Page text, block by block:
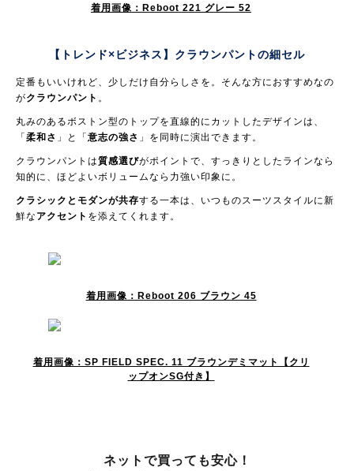
着用画像：Reboot 221 グレー 52
【トレンド×ビジネス】 クラウンパントの細セル
定番もいいけれど、少しだけ自分らしさを。そんな方におすすめなの
がクラウンパント 。
丸みのあるボストン型のトップを直線的にカットしたデザインは、
「 柔和さ 」と「 意志の強さ 」を同時に演出できます。
クラウンパントは質感選びがポイントで、すっきりとしたラインなら
知的に、ほどよいボリュームなら力強い印象に。
クラシックとモダンが共存する一本は、いつものスーツスタイルに新
鮮な アクセント を添えてくれます。
着用画像：Reboot 206 ブラウン 45
着用画像：SP FIELD SPEC. 11 ブラウンデミマット【クリ
ップオンSG付き】
ネットで買っても安心！